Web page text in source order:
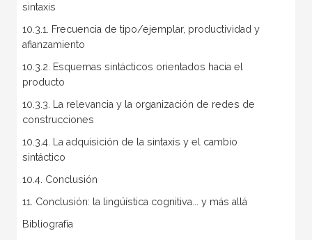
sintaxis
10.3.1. Frecuencia de tipo/ejemplar, productividad y
afianzamiento
10.3.2. Esquemas sintácticos orientados hacia el
producto
10.3.3. La relevancia y la organización de redes de
construcciones
10.3.4. La adquisición de la sintaxis y el cambio
sintáctico
10.4. Conclusión
11. Conclusión: la lingüística cognitiva... y más allá
Bibliografía